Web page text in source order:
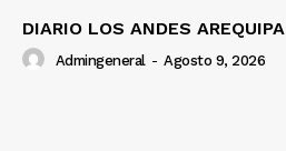
DIARIO LOS ANDES
Admingeneral - Agosto 9, 2026